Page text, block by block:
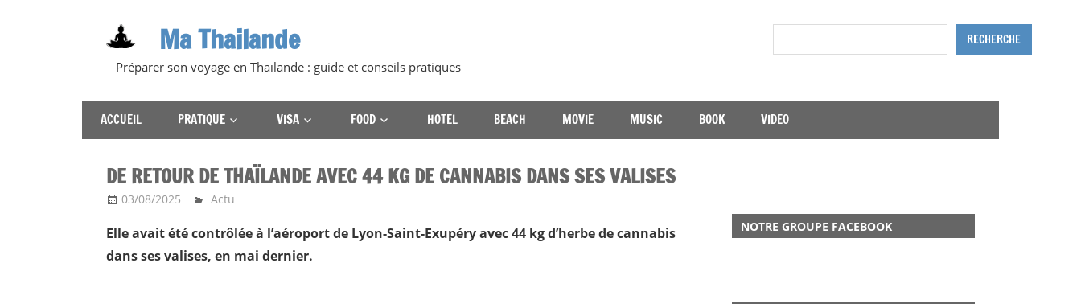
content
Ma Thailande
Préparer son voyage en Thaïlande : guide et conseils pratiques
RECHERCHE
ACCUEIL PRATIQUE VISA FOOD HOTEL BEACH MOVIE MUSIC BOOK VIDEO
DE RETOUR DE THAÏLANDE AVEC 44 KG DE CANNABIS DANS SES VALISES
03/08/2025 Ma Thailande
Actu
Elle avait été contrôlée à l’aéroport de Lyon-Saint-Exupéry avec 44 kg d’herbe de cannabis
dans ses valises, en mai dernier.
NOTRE GROUPE FACEBOOK